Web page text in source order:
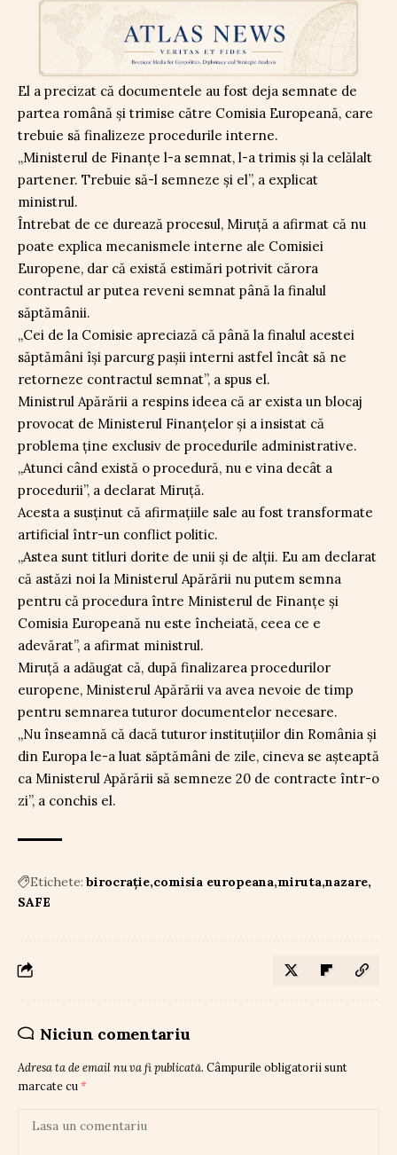
El a precizat că documentele au fost deja semnate de
partea română și trimise către Comisia Europeană, care
trebuie să finalizeze procedurile interne.
„Ministerul de Finanțe l-a semnat, l-a trimis și la celălalt
partener. Trebuie să-l semneze și el”, a explicat
ministrul.
Întrebat de ce durează procesul, Miruță a afirmat că nu
poate explica mecanismele interne ale Comisiei
Europene, dar că există estimări potrivit cărora
contractul ar putea reveni semnat până la finalul
săptămânii.
„Cei de la Comisie apreciază că până la finalul acestei
săptămâni își parcurg pașii interni astfel încât să ne
retorneze contractul semnat”, a spus el.
Ministrul Apărării a respins ideea că ar exista un blocaj
provocat de Ministerul Finanțelor și a insistat că
problema ține exclusiv de procedurile administrative.
„Atunci când există o procedură, nu e vina decât a
procedurii”, a declarat Miruță.
Acesta a susținut că afirmațiile sale au fost transformate
artificial într-un conflict politic.
„Astea sunt titluri dorite de unii și de alții. Eu am declarat
că astăzi noi la Ministerul Apărării nu putem semna
pentru că procedura între Ministerul de Finanțe și
Comisia Europeană nu este încheiată, ceea ce e
adevărat”, a afirmat ministrul.
Miruță a adăugat că, după finalizarea procedurilor
europene, Ministerul Apărării va avea nevoie de timp
pentru semnarea tuturor documentelor necesare.
„Nu înseamnă că dacă tuturor instituțiilor din România și
din Europa le-a luat săptămâni de zile, cineva se așteaptă
ca Ministerul Apărării să semneze 20 de contracte într-o
zi”, a conchis el.
Etichete: birocrație comisia europeana miruta nazare
SAFE
Niciun comentariu
Adresa ta de email nu va fi publicată. Câmpurile obligatorii sunt
marcate cu *